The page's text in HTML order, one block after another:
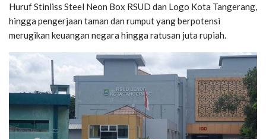
Huruf Stinliss Steel Neon Box RSUD dan Logo Kota Tangerang,
hingga pengerjaan taman dan rumput yang berpotensi
merugikan keuangan negara hingga ratusan juta rupiah.